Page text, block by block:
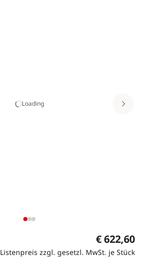
Loading
€ 622,60
Listenpreis zzgl. gesetzl. MwSt. je Stück